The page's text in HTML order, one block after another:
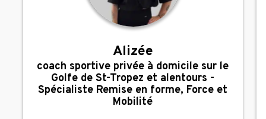
Alizée
,
coach sportive privée à domicile sur le
Golfe de St-Tropez et alentours -
Spécialiste Remise en forme, Force et
Mobilité